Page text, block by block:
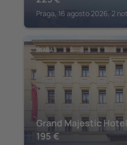
Praga, 16 agosto 2026, 2
PRAGA
Grand Majestic
195 €